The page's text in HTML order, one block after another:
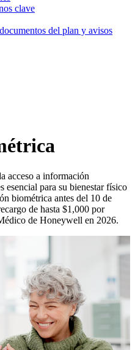
clave
del plan y avisos
acceso a información
esencial para su bienestar físico
biométrica antes del 10 de
de hasta $1,000 por
de Honeywell en 2026.